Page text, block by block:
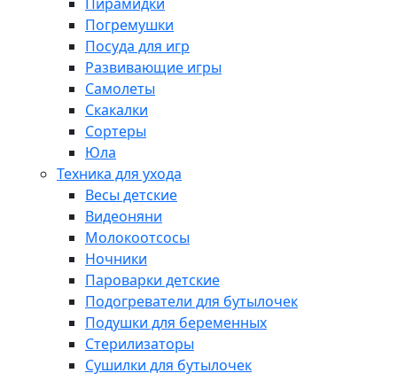
Погремушки
Посуда для игр
Развивающие игры
Самолеты
Скакалки
Сортеры
Юла
Техника для ухода
Весы детские
Видеоняни
Молокоотсосы
Ночники
Пароварки детские
Подогреватели для бутылочек
Подушки для беременных
Стерилизаторы
Сушилки для бутылочек